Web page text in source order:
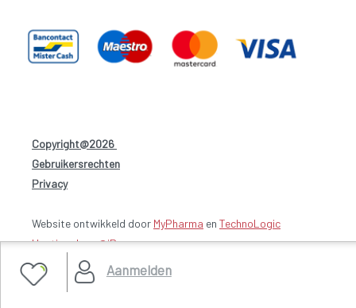
Aanmelden
Copyright@2026
Gebruikersrechten
Privacy-
Website ontwikkeld door MyPharma en TechnoLogic
Hosting door @iPower